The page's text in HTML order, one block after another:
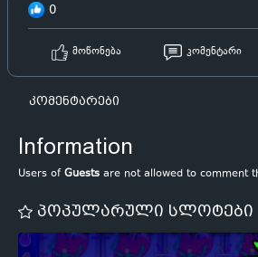
0
მოწონება კომენტარი
კომენტარები
Information
Users ofGuests are not allowed to comment
პოპულარული სლოტები